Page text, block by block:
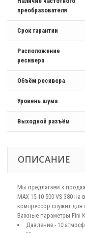
преобразователя
Срок гарантии
Расположение
ресивера
Объём ресивера
Уровень шума
Выходной разъём
ОПИСАНИЕ
Мы предлагаем к
MAX 15-10-500 VS 380
компрессор служит для
Важные параметры Fini
Давление - 10